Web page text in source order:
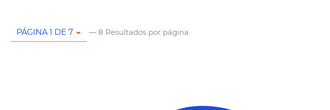
PÁGINA 1 DE 7 — 8 Resultados por página